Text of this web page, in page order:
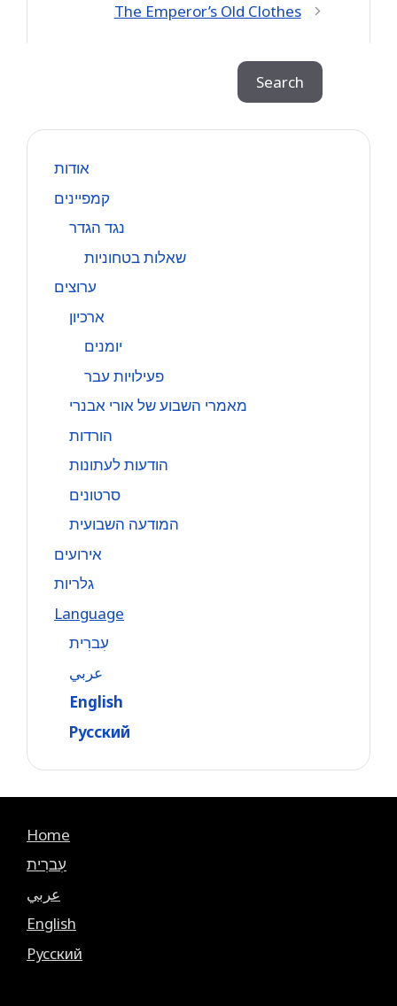
The Emperor’s Old Clothes
Search
אודות
קמפיינים
נגד הגדר
שאלות בטחוניות
ערוצים
ארכיון
יומנים
פעילויות עבר
מאמרי השבוע של אורי אבנרי
הורדות
הודעות לעתונות
סרטונים
המודעה השבועית
אירועים
גלריות
Language
עִברִית
عربي
English
Русский
Home
עִברִית
عربي
English
Русский